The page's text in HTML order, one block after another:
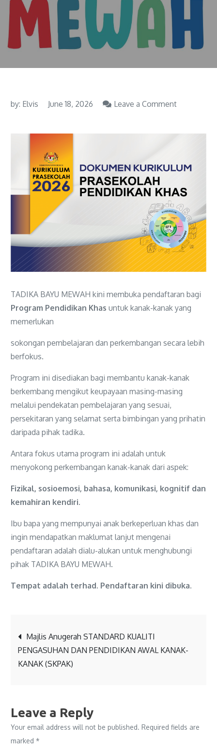
by: Elvis June 18, 2026 Leave a Comment
Khas
Kini
dibuka
TADIKA BAYU MEWAH kini membuka pendaftaran bagi
Program Pendidikan Khas untuk kanak-kanak yang
memerlukan
sokongan pembelajaran dan perkembangan secara lebih
berfokus.
Program ini disediakan bagi membantu kanak-kanak
berkembang mengikut keupayaan masing-masing
melalui pendekatan pembelajaran yang sesuai,
persekitaran yang selamat serta bimbingan yang prihatin
daripada pihak tadika.
Antara fokus utama program ini adalah untuk
menyokong perkembangan kanak-kanak dari aspek:
Fizikal, sosioemosi, bahasa, komunikasi, kognitif dan
kemahiran kendiri.
Ibu bapa yang mempunyai anak berkeperluan khas dan
ingin mendapatkan maklumat lanjut mengenai
pendaftaran adalah dialu-alukan untuk menghubungi
pihak TADIKA BAYU MEWAH.
Tempat adalah terhad. Pendaftaran kini dibuka.
Post
navigation
Majlis Anugerah STANDARD KUALITI
PENGASUHAN DAN PENDIDIKAN AWAL KANAK-
KANAK (SKPAK)
Leave a Reply
Your email address will not be published. Required fields are
marked*